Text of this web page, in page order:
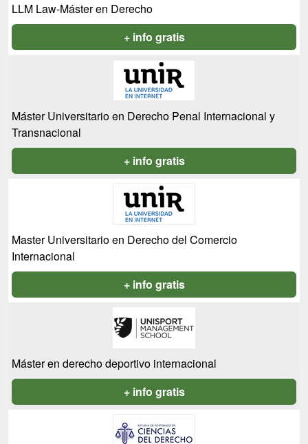
LLM Law-Máster en Derecho
+ info gratis
Máster Universitario en Derecho Penal Internacional y
Transnacional
+ info gratis
Master Universitario en Derecho del Comercio
Internacional
+ info gratis
Máster en derecho deportivo internacional
+ info gratis